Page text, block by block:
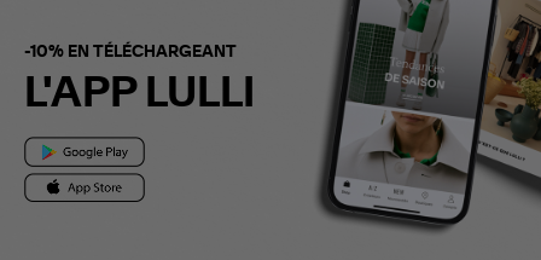
-10% EN TÉLÉCHARGEANT
L'APP LULLI